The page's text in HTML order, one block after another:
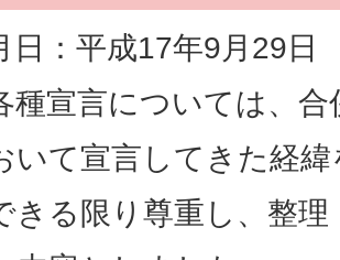
日：平成17年9月29日
種宣言については、合
いて宣言してきた経
きる限り尊重し、整